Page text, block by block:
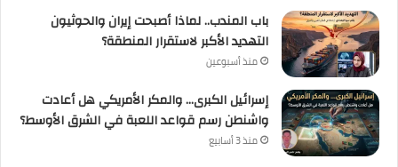
باب المندب.. لماذا أصبحت إيران والحوثيون
التهديد الأكبر لاستقرار المنطقة؟
منذ أسبوعين
إسرائيل الكبرى… والمكر الأمريكي هل أعادت
واشنطن رسم قواعد اللعبة في الشرق الأوسط؟
منذ 3 أسابيع